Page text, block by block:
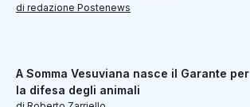
di redazione Postenews
A Somma Vesuviana nasce il Garante per
la difesa degli animali